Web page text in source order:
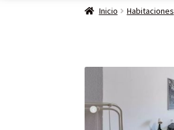
Inicio Habitaciones